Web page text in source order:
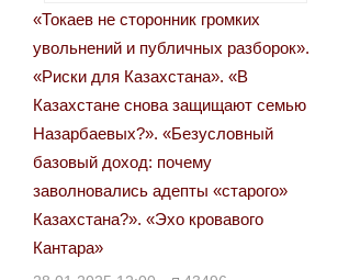
«Токаев не сторонник громких
увольнений и публичных разборок».
«Риски для Казахстана». «В
Казахстане снова защищают семью
Назарбаевых?». «Безусловный
базовый доход: почему
заволновались адепты «старого»
Казахстана?». «Эхо кровавого
Кантара»